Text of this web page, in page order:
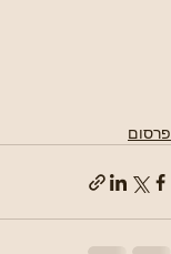
פרסום